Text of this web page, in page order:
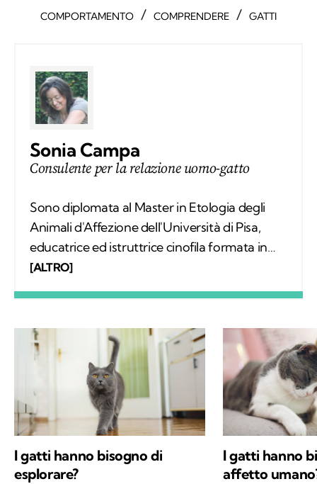
COMPORTAMENTO / COMPRENDERE / GATTI
Sonia Campa
Consulente per la relazione uomo-gatto
Sono diplomata al Master in Etologia degli
Animali d'Affezione dell'Università di Pisa,
educatrice ed istruttrice cinofila formata in
SIUA. Lavoro come consulente della relazione
"L'insostenibile tenerezza del gatto".
[ALTRO]
I gatti hanno bisogno di
esplorare?
I gatti hanno
affetto